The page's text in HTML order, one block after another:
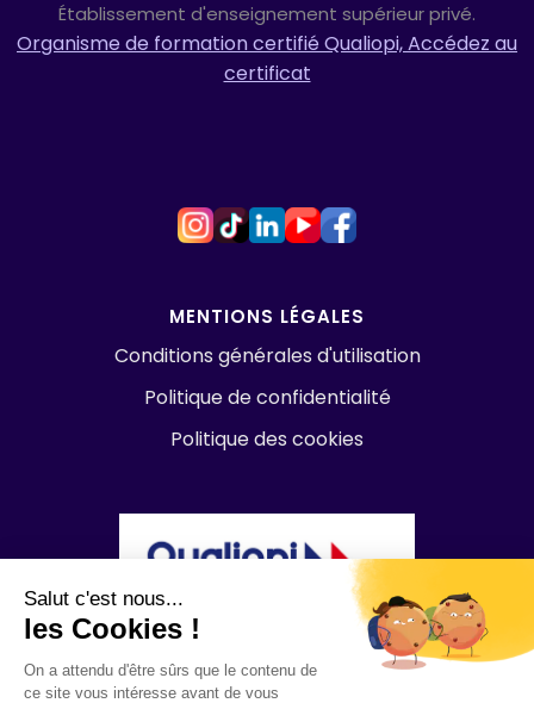
Salut c'est nous...
les Cookies !
On a attendu d'être sûrs que le contenu de
ce site vous intéresse avant de vous
Établissement d'enseignement supérieur privé.
Organisme de formation certifié Qualiopi, Accédez au
certificat
MENTIONS LÉGALES
Conditions générales d'utilisation
Politique de confidentialité
Politique des cookies